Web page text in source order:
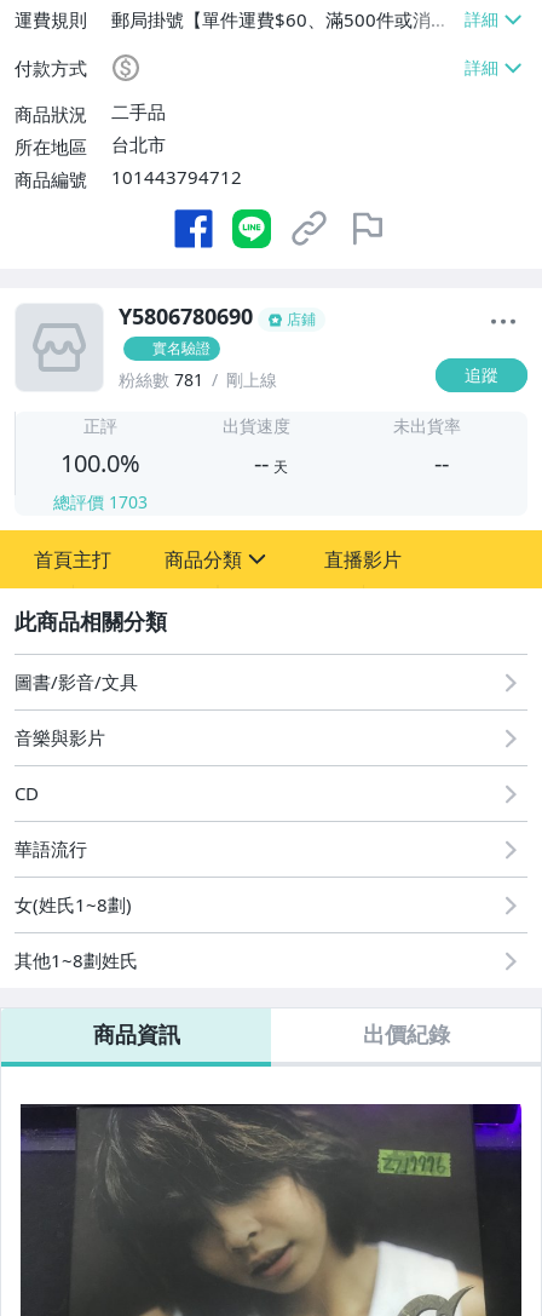
運費規則
郵局掛號【單件運費$60、滿500件或消費
滿$20000免運費】
付款方式
商品狀況
二手品
所在地區
台北市
商品編號
101443794712
Y5806780690
店鋪
實名驗證
粉絲數 781 剛上線 追蹤
正評
100.0%
總評價 1703
出貨速度
-- 天
未出貨率
--
首頁主打 商品分類
其它
直播影片
圖書/影音/文具
音樂與影片
CD
華語流行
女(姓氏1~8劃)
其他1~8劃姓氏
商品資訊 出價紀錄